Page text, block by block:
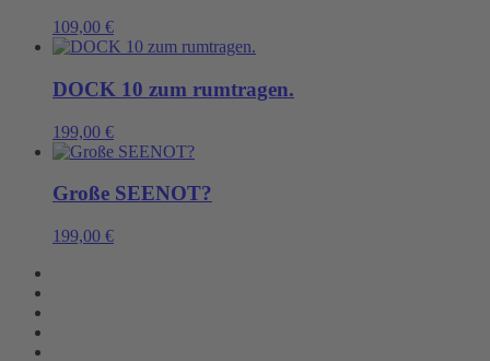
109,00 €
DOCK 10 zum rumtragen.
199,00 €
Große SEENOT?
199,00 €